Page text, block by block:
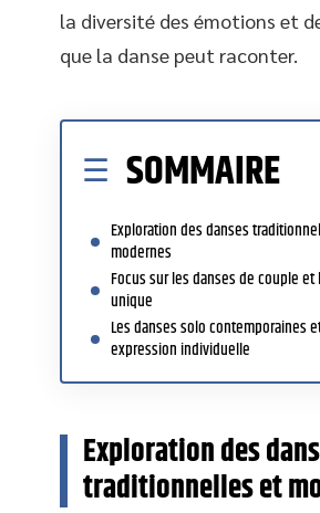
la diversité des émotions et
que la danse peut raconter.
SOMMAIRE
Exploration des danses
modernes
Focus sur les danses de couple
unique
Les danses solo contemporaines
expression individuelle
Exploration des
traditionnelles et